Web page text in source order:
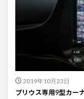
2019年10月23日
プリウス専用9型カー